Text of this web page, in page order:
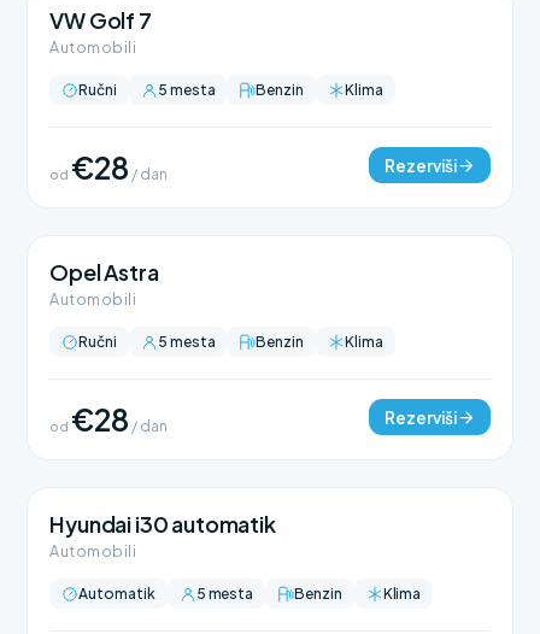
VW Golf 7
Automobili
Ručni 5 mesta Benzin Klima
od €28 / dan Rezerviši
Opel Astra
Automobili
Ručni 5 mesta Benzin Klima
od €28 / dan Rezerviši
Hyundai i30 automatik
Automobili
Automatik 5 mesta Benzin Klima